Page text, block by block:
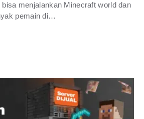
menjalankan Minecraft world dan
pemain di…